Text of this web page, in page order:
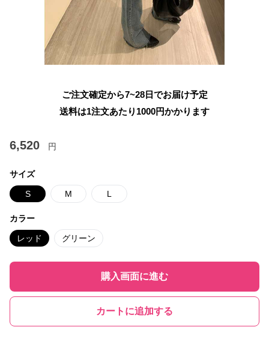
ご注文確定から7~28日でお届け予定
送料は1注文あたり 1000円かかります
6,520 円
サイズ
S M L
カラー
レッド グリーン
購入画面に進む
カートに追加する